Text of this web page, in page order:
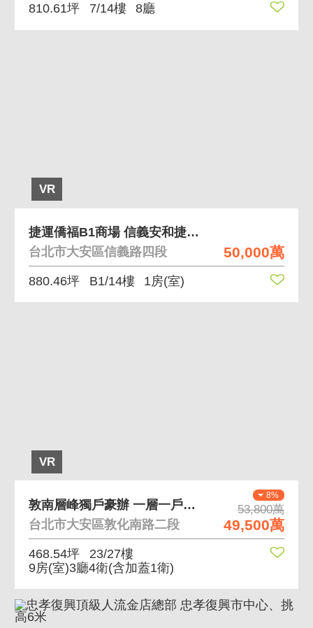
810.61坪 7/14樓 8廳
VR
50,000萬
捷運僑福B1商場 信義安和捷運口旁兩個獨立出口
台北市大安區信義路四段
880.46坪 B1/14樓 1房(室)
VR
8%
53,800萬
49,500萬
敦南層峰獨戶豪辦 一層一戶獨立廳間、超高樓視野
台北市大安區敦化南路二段
468.54坪
23/27樓
9房(室)3廳4衛(含加蓋1衛)